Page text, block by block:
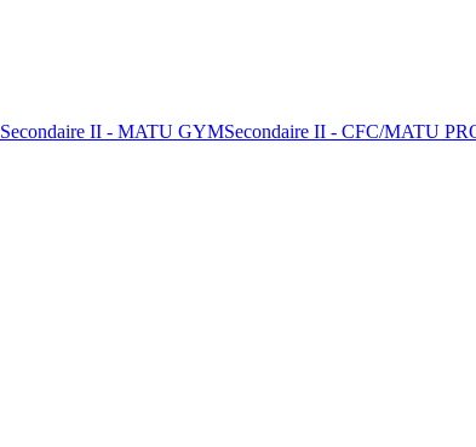
Secondaire II - MATU GYMSecondaire II - CFC/MATU